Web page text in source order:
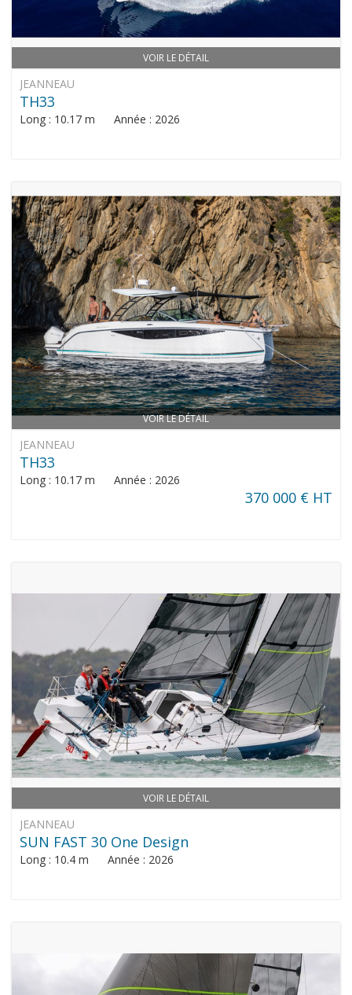
VOIR LE DÉTAIL
JEANNEAU
TH33
Long : 10.17 m Année : 2026
VOIR LE DÉTAIL
JEANNEAU
TH33
Long : 10.17 m Année : 2026
370 000 € HT
VOIR LE DÉTAIL
JEANNEAU
SUN FAST 30 One Design
Long : 10.4 m Année : 2026